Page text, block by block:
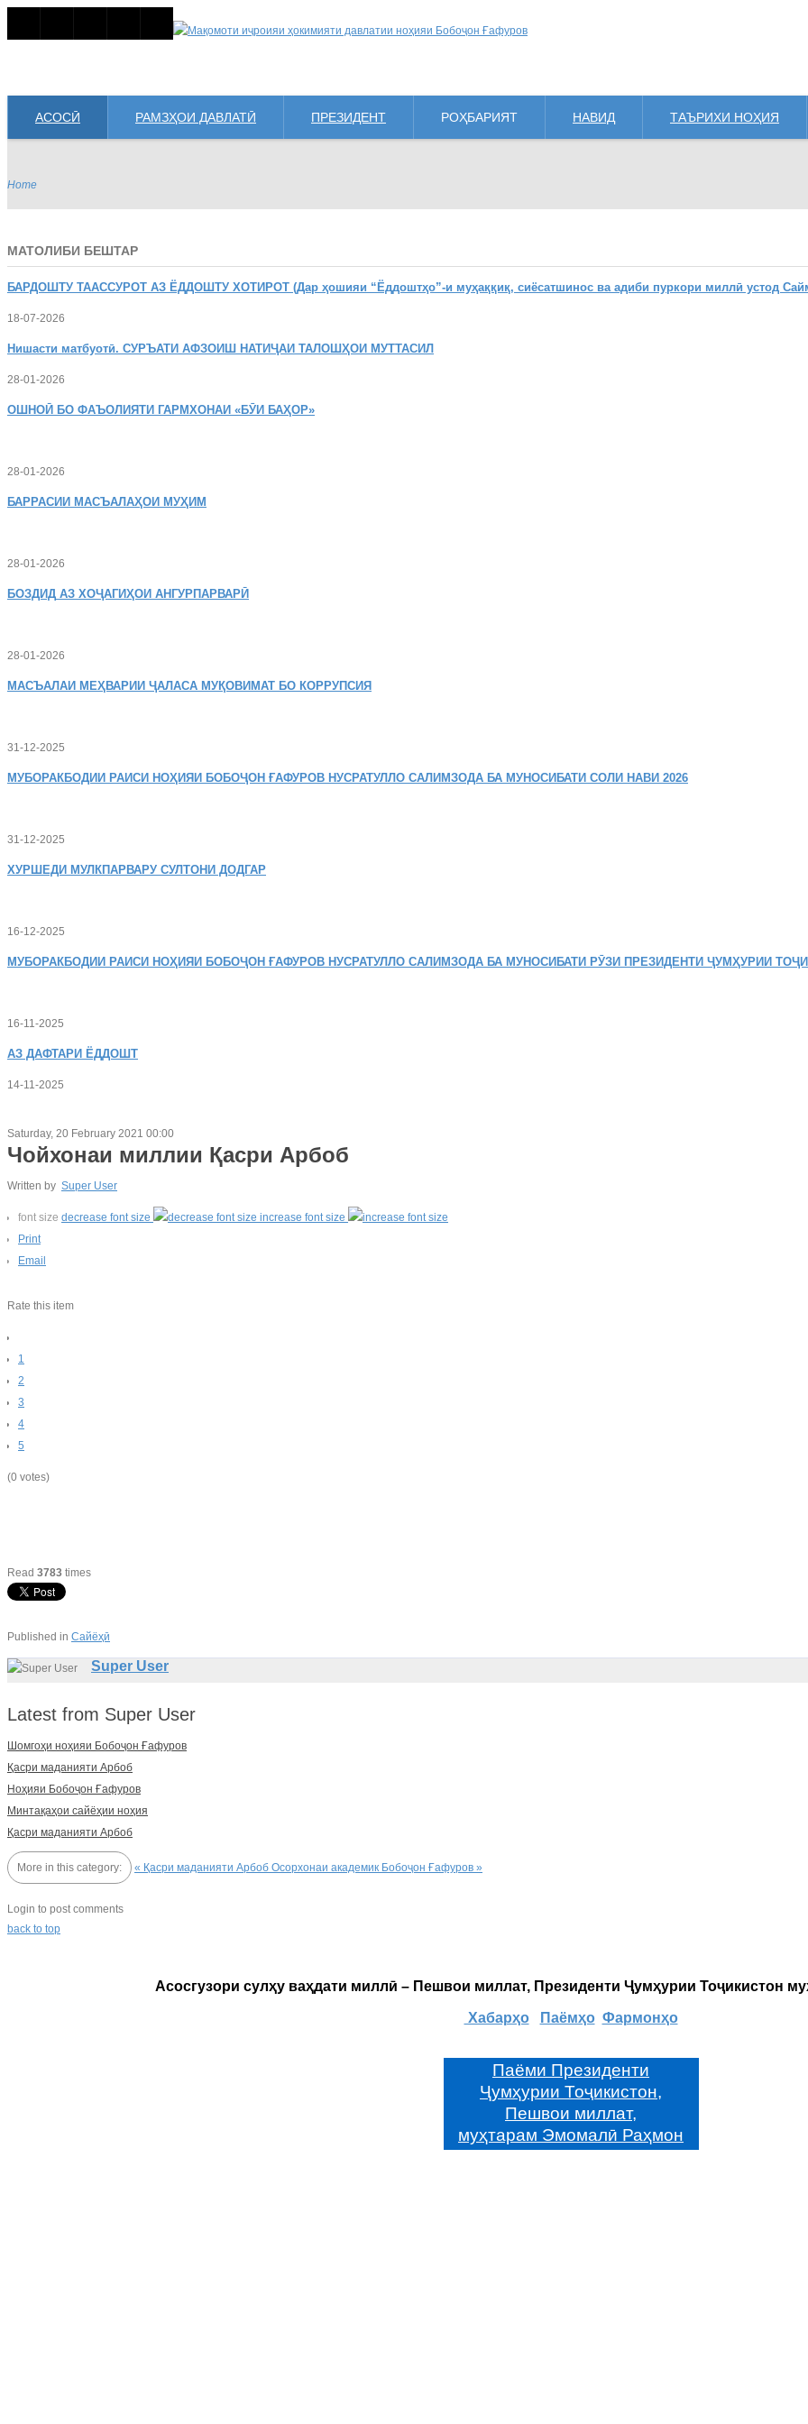
АСОСӢ РАМЗҲОИ ДАВЛАТӢ ПРЕЗИДЕНТ РОҲБАРИЯТ НАВИД ТАЪРИХИ НОҲИЯ
Home
МАТОЛИБИ БЕШТАР
БАРДОШТУ ТААССУРОТ АЗ ЁДДОШТУ ХОТИРОТ (Дар ҳошияи “Ёддоштҳо”-и муҳаққиқ, сиёсатшинос ва адиби пуркори миллӣ устод
18-07-2026
Нишасти матбуотӣ. СУРЪАТИ АФЗОИШ НАТИҶАИ ТАЛОШҲОИ МУТТАСИЛ
28-01-2026
ОШНОӢ БО ФАЪОЛИЯТИ ГАРМХОНАИ «БӮИ БАҲОР»
28-01-2026
БАРРАСИИ МАСЪАЛАҲОИ МУҲИМ
28-01-2026
БОЗДИД АЗ ХОҶАГИҲОИ АНГУРПАРВАРӢ
28-01-2026
МАСЪАЛАИ МЕҲВАРИИ ҶАЛАСА МУҚОВИМАТ БО КОРРУПСИЯ
31-12-2025
МУБОРАКБОДИИ РАИСИ НОҲИЯИ БОБОҶОН ҒАФУРОВ НУСРАТУЛЛО САЛИМЗОДА БА МУНОСИБАТИ СОЛИ НАВИ 2026
31-12-2025
ХУРШЕДИ МУЛКПАРВАРУ СУЛТОНИ ДОДГАР
16-12-2025
МУБОРАКБОДИИ РАИСИ НОҲИЯИ БОБОҶОН ҒАФУРОВ НУСРАТУЛЛО САЛИМЗОДА БА МУНОСИБАТИ РӮЗИ ПРЕЗИДЕНТИ ҶУМҲУРИИ
16-11-2025
АЗ ДАФТАРИ ЁДДОШТ
14-11-2025
Saturday, 20 February 2021 00:00
Чойхонаи миллии Қасри Арбоб
Written by Super User
font size decrease font size
increase font size
Print
Email
Rate this item
1
2
3
4
5
(0 votes)
Read 3783 times
Published in Сайёҳӣ
Super User
Latest from Super User
Шомгоҳи ноҳияи Бобоҷон Ғафуров
Қасри маданияти Арбоб
Ноҳияи Бобоҷон Ғафуров
Минтақаҳои сайёҳии ноҳия
Қасри маданияти Арбоб
More in this category: « Қасри маданияти Арбоб Осорхонаи академик Бобоҷон Ғафуров »
Login to post comments
back to top
Асосгузори сулҳу ваҳдати миллӣ – Пешвои миллат, Президенти Ҷумҳурии Тоҷикистон
Хабарҳо Паёмҳо Фармонҳо
Паёми Президенти
Ҷумҳурии Тоҷикистон,
Пешвои миллат,
муҳтарам Эмомалӣ Раҳмон